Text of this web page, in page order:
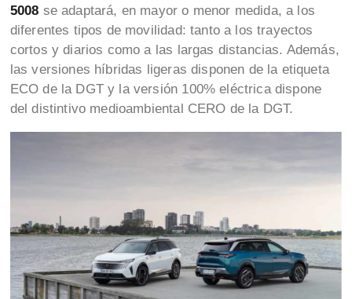
5008 se adaptará, en mayor o menor medida, a los
diferentes tipos de movilidad: tanto a los trayectos
cortos y diarios como a las largas distancias. Además,
las versiones híbridas ligeras disponen de la etiqueta
ECO de la DGT y la versión 100% eléctrica dispone
del distintivo medioambiental CERO de la DGT.